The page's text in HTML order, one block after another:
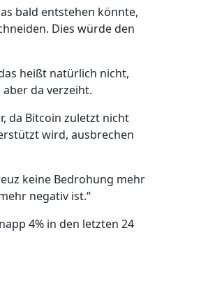
bald entstehen könnte,
Dies würde den
heißt natürlich nicht,
aber da verzeiht.
da Bitcoin zuletzt nicht
wird, ausbrechen
keine Bedrohung mehr
negativ ist.“
4% in den letzten 24